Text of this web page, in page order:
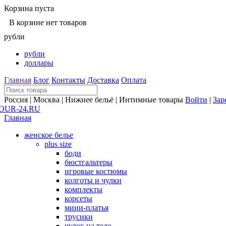
Корзина пуста
В корзине нет товаров
рубли
рубли
доллары
Главная Блог Контакты Доставка Оплата
Россия | Москва | Нижнее бельё | Интимные товары Войти |
Главная
женское белье
plus size
боди
бюстгальтеры
игровые костюмы
колготы и чулки
комплекты
корсеты
мини-платья
трусики